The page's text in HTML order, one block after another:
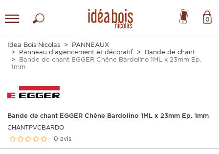
0
Idea Bois Nicolas
PANNEAUX
Panneau d'agencement et décoratif
Bande de chant
Bande de chant EGGER Chêne Bardolino 1ML x 23mm Ep.
1mm
Bande de chant EGGER Chêne Bardolino 1ML x 23mm Ep. 1mm
CHANTPVCBARDO
0 avis